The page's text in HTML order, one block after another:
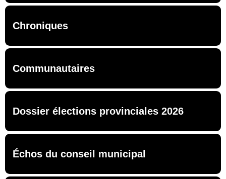
Chroniques
Communautaires
Dossier élections provinciales 2026
Échos du conseil municipal